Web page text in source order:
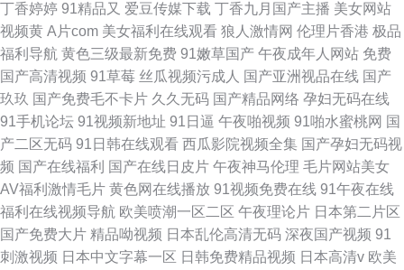
丁香婷婷 91精品又 爱豆传媒下载 丁香九月国产主播 美女网站
视频黄 A片com 美女福利在线观看 狼人激情网 伦理片香港 极品
福利导航 黄色三级最新免费 91嫩草国产 午夜成年人网站 免费
国产高清视频 91草莓 丝瓜视频污成人 国产亚洲视品在线 国产
玖玖 国产免费毛不卡片 久久无码 国产精品网络 孕妇无码在线
91手机论坛 91视频新地址 91日逼 午夜啪视频 91啪水蜜桃网 国
产二区无码 91日韩在线观看 西瓜影院视频全集 国产孕妇无码视
频 国产在线福利 国产在线日皮片 午夜神马伦理 毛片网站美女
AV福利激情毛片 黄色网在线播放 91视频免费在线 91午夜在线
福利在线视频导航 欧美喷潮一区二区 午夜理论片 日本第二片区
国产免费大片 精品呦视频 日本乱伦高清无码 深夜国产视频 91
刺激视频 日本中文字幕一区 日韩免费精品视频 日本高清v 欧美